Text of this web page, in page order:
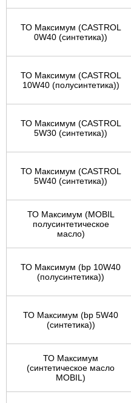
ТО Максимум (CASTROL
0W40 (синтетика))
ТО Максимум (CASTROL
10W40 (полусинтетика))
ТО Максимум (CASTROL
5W30 (синтетика))
ТО Максимум (CASTROL
5W40 (синтетика))
ТО Максимум (MOBIL
полуcинтетическое
масло)
ТО Максимум (bp 10W40
(полусинтетика))
ТО Максимум (bp 5W40
(синтетика))
ТО Максимум
(cинтетическое масло
MOBIL)